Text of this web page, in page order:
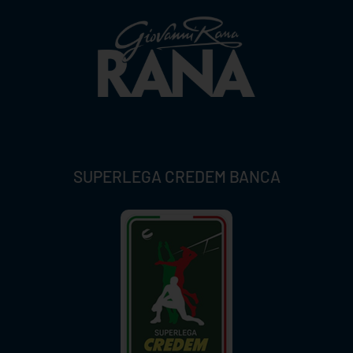
SUPERLEGA CREDEM BANCA